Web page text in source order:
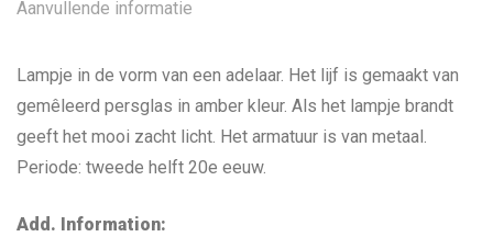
Aanvullende informatie
Lampje in de vorm van een adelaar. Het lijf is gemaakt van
gemêleerd persglas in amber kleur. Als het lampje brandt
geeft het mooi zacht licht. Het armatuur is van metaal.
Periode: tweede helft 20e eeuw.
Add. Information: